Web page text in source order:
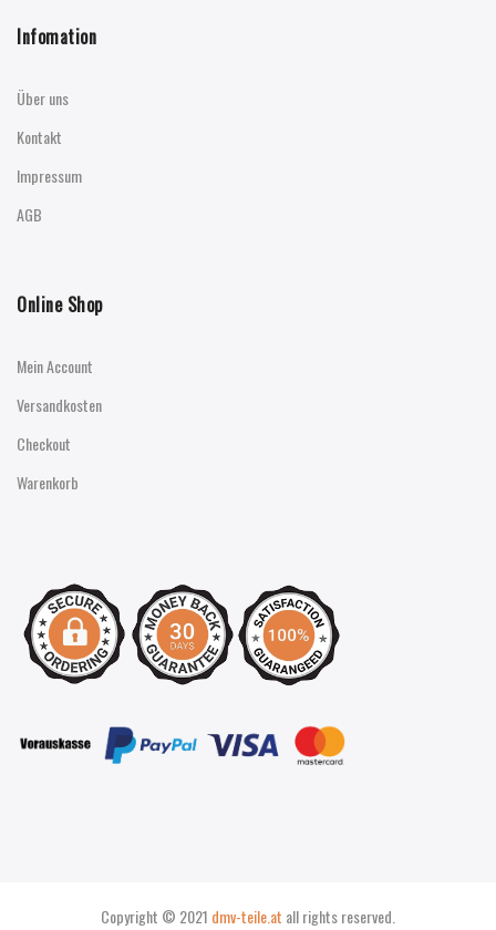
Infomation
Über uns
Kontakt
Impressum
AGB
Online Shop
Mein Account
Versandkosten
Checkout
Warenkorb
Copyright © 2021 dmv-teile.at all rights reserved.